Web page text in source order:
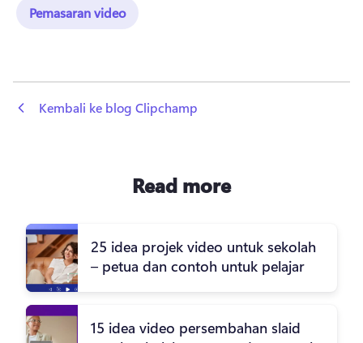
Pemasaran video
Kembali ke blog Clipchamp
Read more
25 idea projek video untuk sekolah
– petua dan contoh untuk pelajar
15 idea video persembahan slaid